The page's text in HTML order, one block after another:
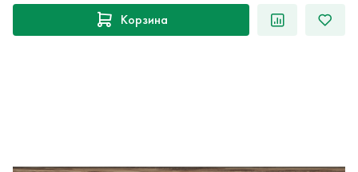
Корзина